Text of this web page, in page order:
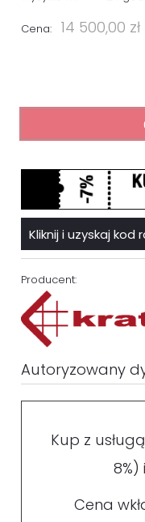
Cena: 14 500,00 zł
Kliknij i uzyskaj
Producent:
Autoryzowany
Kup z
8%)
Cena